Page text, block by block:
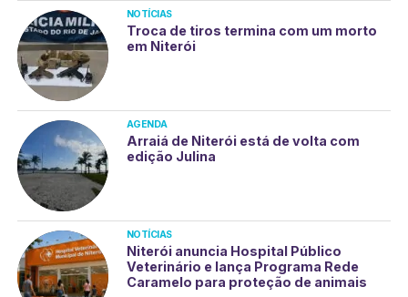
NOTÍCIAS
Troca de tiros termina com um morto
em Niterói
AGENDA
Arraiá de Niterói está de volta com
edição Julina
NOTÍCIAS
Niterói anuncia Hospital Público
Veterinário e lança Programa Rede
Caramelo para proteção de animais